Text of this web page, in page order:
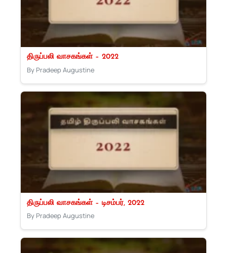
திருப்பலி வாசகங்கள் – 2022
By Pradeep Augustine
திருப்பலி வாசகங்கள் – டிசம்பர், 2022
By Pradeep Augustine